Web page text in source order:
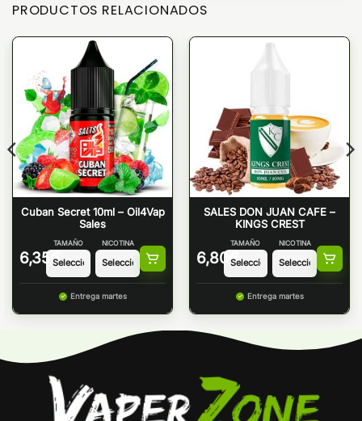
PRODUCTOS RELACIONADOS
Cuban Secret 10ml – Oil4Vap
Sales
6,35 €
TAMAÑO NICOTINA
Entrega martes
SALES DON JUAN CAFE –
KINGS CREST
6,80 €
TAMAÑO NICOTINA
Entrega martes